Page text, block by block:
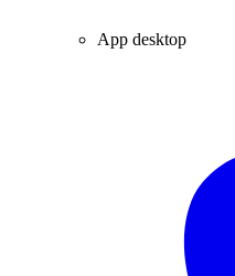
App desktop